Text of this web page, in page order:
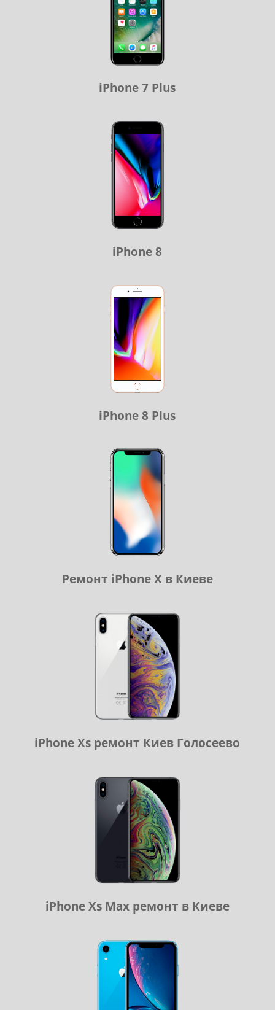
iPhone 7 Plus
iPhone 8
iPhone 8 Plus
Ремонт iPhone X в Киеве
iPhone Xs ремонт Киев Голосеево
iPhone Xs Max ремонт в Киеве